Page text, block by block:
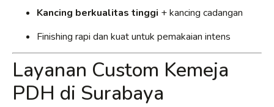
Kancing berkualitas tinggi + kancing cadangan
Finishing rapi dan kuat untuk pemakaian intens
Layanan Custom Kemeja
PDH di Surabaya